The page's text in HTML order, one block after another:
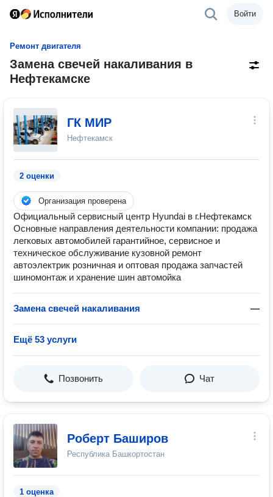
Войти
Ремонт двигателя
Замена свечей накаливания в
Нефтекамске
ГК МИР
Нефтекамск
2 оценки
Организация проверена
Официальный сервисный центр Hyundai в г.Нефтекамск
Основные направления деятельности компании: продажа
легковых автомобилей гарантийное, сервисное и
техническое обслуживание кузовной ремонт
автоэлектрик розничная и оптовая продажа запчастей
шиномонтаж и хранение шин автомойка
Замена свечей накаливания —
Ещё 53 услуги
Позвонить Чат
Роберт Баширов
Республика Башкортостан
1 оценка